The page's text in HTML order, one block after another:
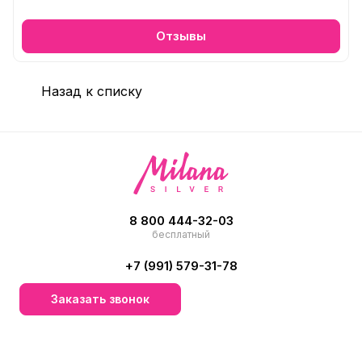
Отзывы
Назад к списку
8 800 444-32-03
бесплатный
+7 (991) 579-31-78
Заказать звонок